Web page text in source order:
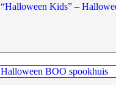
Kids” –